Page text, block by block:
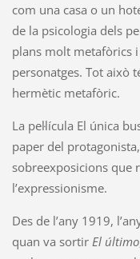
com una casa o un
de la psicologia dels
plans molt metafòrics
personatges. Tot això
hermètic metafòric.
La pel·lícula El única
paper del
sobreexposicions que
l’expressionisme.
Des de l’any 1919,
quan va sortir El último